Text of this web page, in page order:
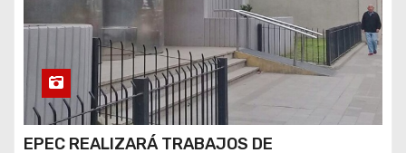
EPEC REALIZARÁ TRABAJOS DE